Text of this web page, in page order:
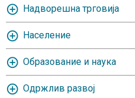
Надворешна трговија
Население
Oбразование и наука
Одржлив развој